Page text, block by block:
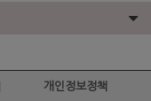
개인정보정책